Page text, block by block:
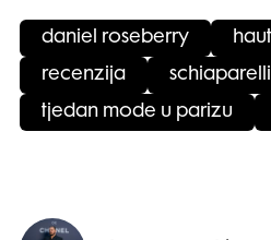
daniel roseberry
recenzija schiaparelli
tjedan mode u parizu